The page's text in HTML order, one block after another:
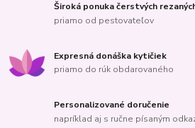
Široká ponuka čerstvých
priamo od pestovateľov
Expresná donáška kytičiek
priamo do rúk obdarovaného
Personalizované doručenie
napríklad aj s ručne písaným